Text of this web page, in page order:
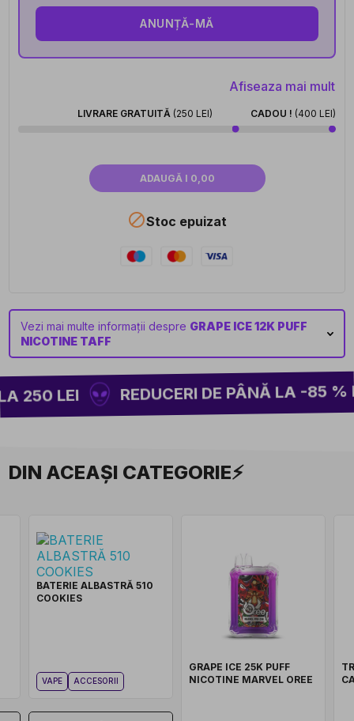
ANUNȚĂ-MĂ
Afiseaza mai mult
LIVRARE GRATUITĂ (250 LEI) CADOU ! (400 LEI)
ADAUGĂ I 0,00
Stoc epuizat
Vezi mai multe informații despre GRAPE ICE 12K PUFF
NICOTINE TAFF
250 LEI REDUCERI DE PÂNĂ LA -85 %
DIN ACEAȘI CATEGORIE⚡
BATERIE ALBASTRĂ 510
COOKIES
VAPE ACCESORII
GRAPE ICE 25K PUFF
NICOTINE MARVEL OREE